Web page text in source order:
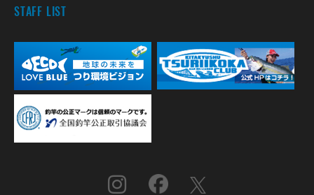
STAFF LIST